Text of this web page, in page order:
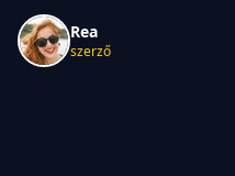
Rea
szerző